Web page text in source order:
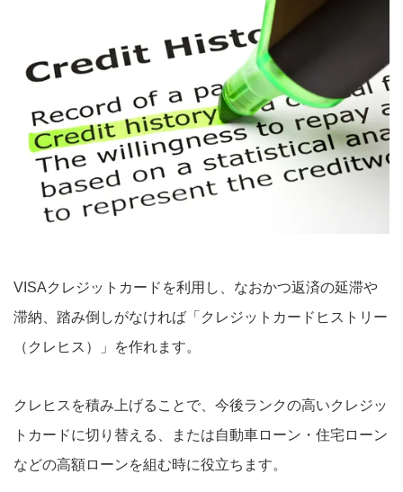
VISAクレジットカードを利用し、なおかつ返済の延滞や
滞納、踏み倒しがなければ「クレジットカードヒストリー
（クレヒス）」を作れます。
クレヒスを積み上げることで、今後ランクの高いクレジッ
トカードに切り替える、または自動車ローン・住宅ローン
などの高額ローンを組む時に役立ちます。